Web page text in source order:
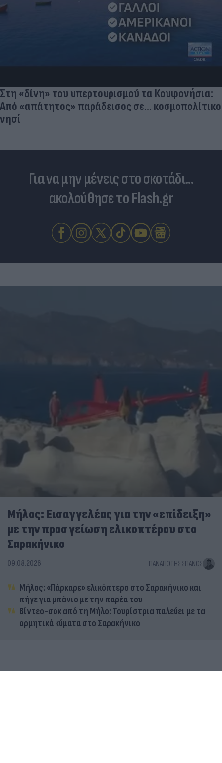
Στη «δίνη» του υπερτουρισμού τα Κουφονήσια:
Από «απάτητος» παράδεισος σε... κοσμοπολίτικο
νησί
Για να μην μένεις στο σκοτάδι...
ακολούθησε το Flash.gr
Μήλος: Εισαγγελέας για την «επίδειξη»
με την προσγείωση ελικοπτέρου στο
Σαρακήνικο
09.08.2026 ΠΑΝΑΓΙΏΤΗΣ ΣΠΑΝΌΣ
Μήλος: «Πάρκαρε» ελικόπτερο στο Σαρακήνικο και
πήγε για μπάνιο με την παρέα του
Βίντεο-σοκ από τη Μήλο: Τουρίστρια παλεύει με τα
ορμητικά κύματα στο Σαρακήνικο